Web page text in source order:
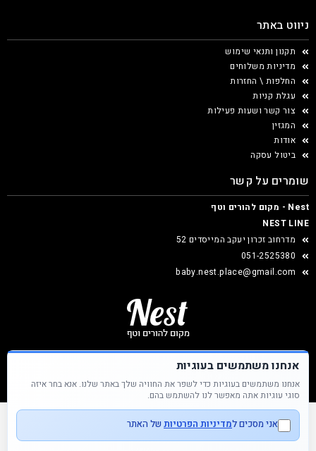
ניווט באתר
תקנון ותנאי שימוש
מדיניות משלוחים
החלפות \ החזרות
עגלת קניות
צור קשר ושעות פעילות
המגזין
אודות
ביטול עסקה
שומרים על קשר
Nest - מקום להורים וטף
NEST LINE
מדרחוב זכרון יעקב המייסדים 52
051-2525380
baby.nest.place@gmail.com
Nest &copy כל הזכויות שמורות
אנחנו משתמשים בעוגיות
אנחנו משתמשים בעוגיות כדי לשפר את החוויה שלך באתר שלנו. אנא בחר איזה
סוגי עוגיות אתה מאפשר לנו להשתמש בהם.
אני מסכים למדיניות הפרטיות של האתר